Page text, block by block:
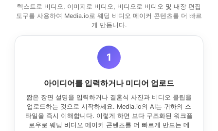
텍스트로 비디오, 이미지로 비디오, 비디오로 비디오 및 내장 편집
도구를 사용하여 Media.io로 웨딩 비디오 메이커 콘텐츠를 더 빠르
게 만듭니다.
1
아이디어를 입력하거나 미디어 업로드
짧은 장면 설명을 입력하거나 결혼식 사진과 비디오 클립을
업로드하는 것으로 시작하세요. Media.io의 AI는 귀하의 스
타일을 즉시 이해합니다. 이렇게 하면 보다 구조화된 워크플
로우로 웨딩 비디오 메이커 콘텐츠를 더 빠르게 만드는 데